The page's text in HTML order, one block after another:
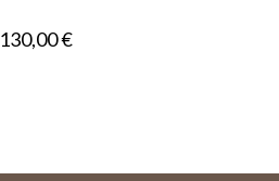
out
130,00€